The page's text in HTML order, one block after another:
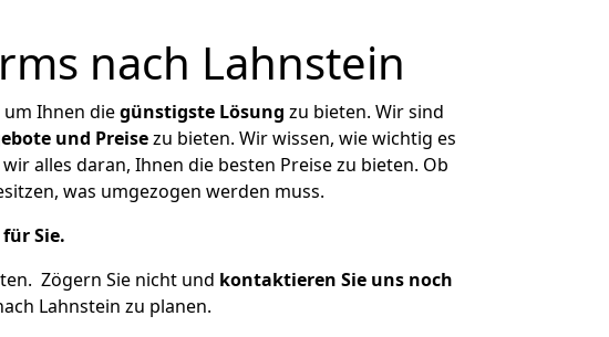
nach Lahnstein
Ihnen diegünstigste Lösung zu bieten. Wir sind
und Preisezu bieten. Wir wissen, wie wichtig es
alles daran, Ihnen die besten Preise zu bieten. Ob
was umgezogen werden muss.
Sie.
Zögern Sie nicht und kontaktieren Sie uns noch
Lahnstein zu planen.